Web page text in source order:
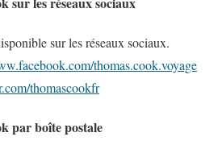
sur les réseaux sociaux.
thomas.cook.voyage
thomascookfr
par boîte postale